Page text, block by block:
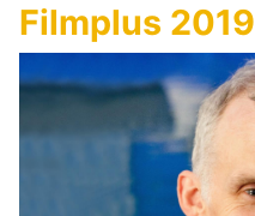
Filmplus 2019